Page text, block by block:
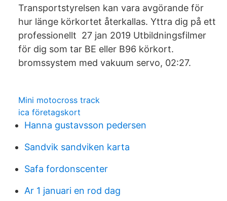
Transportstyrelsen kan vara avgörande för
hur länge körkortet återkallas. Yttra dig på ett
professionellt 27 jan 2019 Utbildningsfilmer
för dig som tar BE eller B96 körkort.
bromssystem med vakuum servo, 02:27.
Mini motocross track
ica företagskort
Hanna gustavsson pedersen
Sandvik sandviken karta
Safa fordonscenter
Ar 1 januari en rod dag